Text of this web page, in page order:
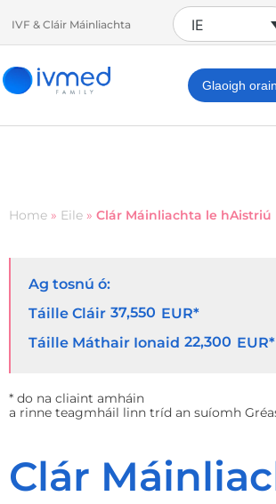
IVF & Cláir Máinliachta IE
Glaoigh
Home » Eile » Clár Máinliachta le hAistriú
Ag tosnú ó:
Táille Cláir 37,550 EUR*
Táille Máthair Ionaid 22,300 EUR*
* do na cliaint amháin
a rinne teagmháil linn tríd an suíomh
Clár